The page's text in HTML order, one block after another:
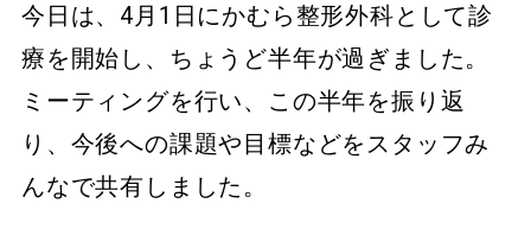
今日は、4月1日にかむら整形外科として診
療を開始し、ちょうど半年が過ぎました。
ミーティングを行い、この半年を振り返
り、今後への課題や目標などをスタッフみ
んなで共有しました。